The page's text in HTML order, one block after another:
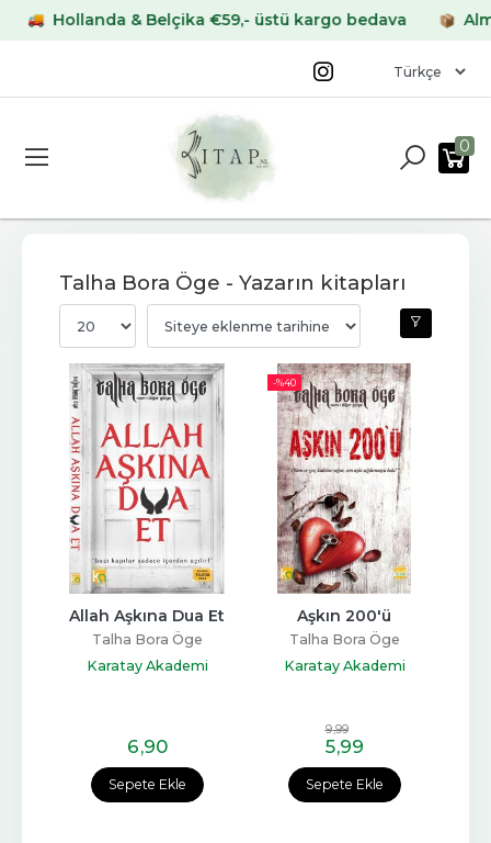
Hollanda & Belçika €59,- üstü kargo bedava
0
Talha Bora Öge - Yazarın kitapları
Sepete Ekle
Allah Aşkına Dua Et
Talha Bora Öge
Karatay Akademi
6,90
-%40
Sepete Ekle
Aşkın 200'ü
Talha Bora Öge
Karatay Akademi
9,99
5,99